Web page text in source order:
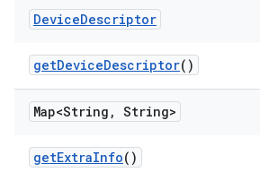
DeviceDescriptor
getDeviceDescriptor()
Map<String , String>
getExtraInfo()